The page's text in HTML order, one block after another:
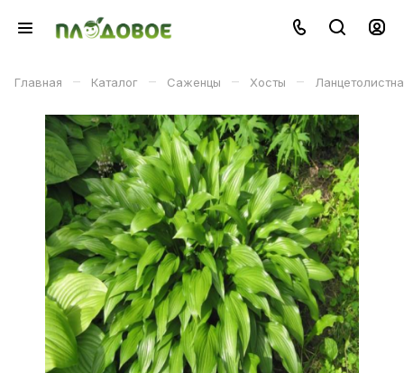
Главная – Каталог – Саженцы – Хосты –